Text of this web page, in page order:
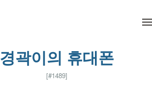
경곽이의 휴대폰
[#1489]